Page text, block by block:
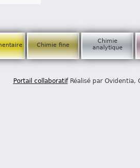
Chimie fine
Chimie
analytique
Portail collaboratifRéalisé par Ovidentia,